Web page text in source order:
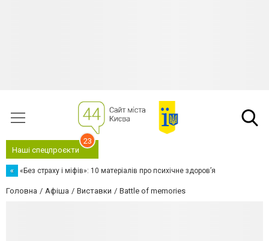
Наші спецпроєкти
23
« «Без страху і міфів»: 10 матеріалів про психічне здоров’я
Головна Афіша Виставки Battle of memories